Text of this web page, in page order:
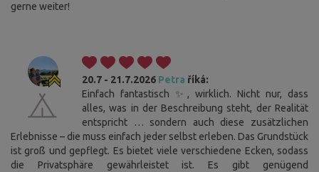
gerne weiter!
20.7 - 21.7.2026 Petra říká:
Einfach fantastisch ✨, wirklich. Nicht nur, dass
alles, was in der Beschreibung steht, der Realität
entspricht … sondern auch diese zusätzlichen
Erlebnisse – die muss einfach jeder selbst erleben. Das Grundstück
ist groß und gepflegt. Es bietet viele verschiedene Ecken, sodass
die Privatsphäre gewährleistet ist. Es gibt genügend